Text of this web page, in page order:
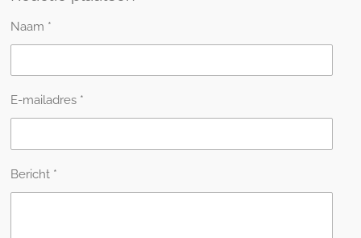
n
e
n
Naam *
E-mailadres *
Bericht *